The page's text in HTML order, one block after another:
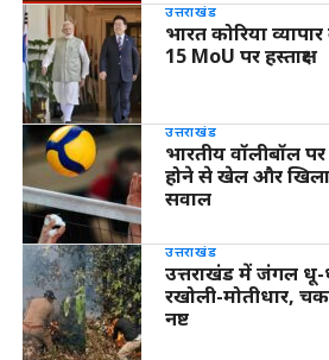
उत्तराखंड
भारत कोरिया
15 MoU पर हस्ताक्षर
उत्तराखंड
भारतीय वॉलीबॉल
होने से खेल और
सवाल
उत्तराखंड
उत्तराखंड में जंगल
रखोली-मोतीधार,
नष्ट